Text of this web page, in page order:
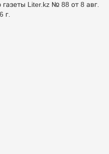
Liter.kz № 88 от 8 авг.
г.